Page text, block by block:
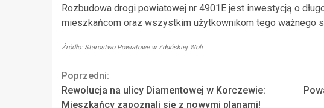
Rozbudowa drogi powiatowej nr 4901E jest inwestycją o
mieszkańcom oraz wszystkim użytkownikom tego ważnego
Źródło: Starostwo Powiatowe w Zduńskiej Woli
Continue
Reading
Poprzedni:
Rewolucja na ulicy Diamentowej w Korczewie:
Mieszkańcy zapoznali się z nowymi planami!